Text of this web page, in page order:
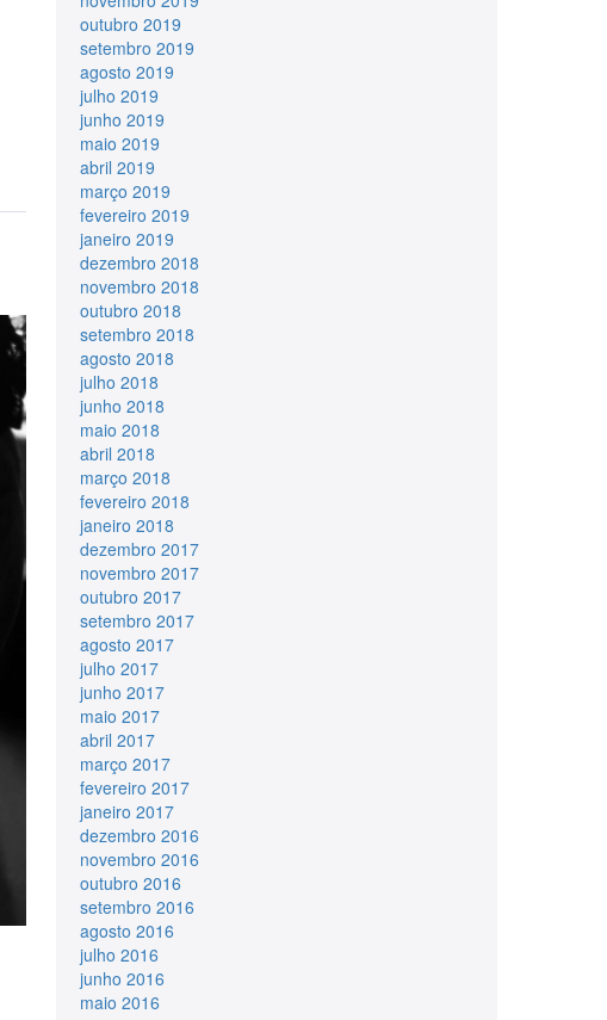
outubro 2019
setembro 2019
agosto 2019
julho 2019
junho 2019
maio 2019
abril 2019
março 2019
fevereiro 2019
janeiro 2019
dezembro 2018
novembro 2018
outubro 2018
setembro 2018
agosto 2018
julho 2018
junho 2018
maio 2018
abril 2018
março 2018
fevereiro 2018
janeiro 2018
dezembro 2017
novembro 2017
outubro 2017
setembro 2017
agosto 2017
julho 2017
junho 2017
maio 2017
abril 2017
março 2017
fevereiro 2017
janeiro 2017
dezembro 2016
novembro 2016
outubro 2016
setembro 2016
agosto 2016
julho 2016
junho 2016
maio 2016